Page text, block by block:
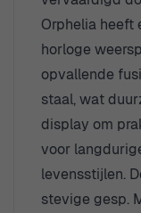
Orphelia heeft
horloge
opvallende
staal, wat
display om
voor
levensstijlen.
stevige gesp.